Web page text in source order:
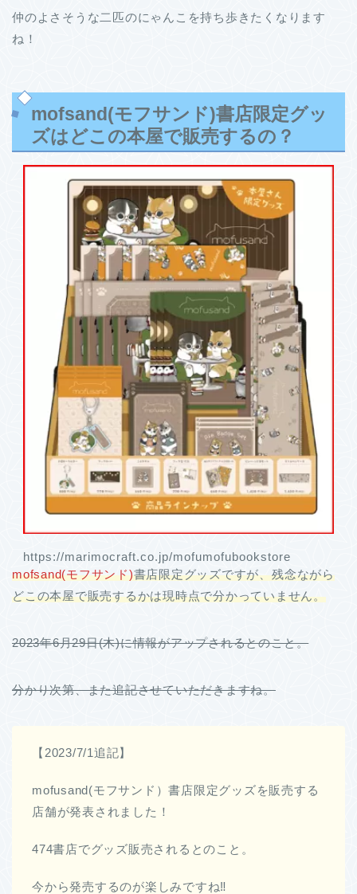
仲のよさそうな二匹のにゃんこを持ち歩きたくなります
ね！
mofsand(モフサンド)書店限定グッ
ズはどこの本屋で販売するの？
https://marimocraft.co.jp/mofumofubookstore
mofsand(モフサンド)書店限定グッズですが、残念ながら
どこの本屋で販売するかは現時点で分かっていません。
2023年6月29日(木)に情報がアップされるとのこと。
分かり次第、また追記させていただきますね。
【2023/7/1追記】
mofusand(モフサンド）書店限定グッズを販売する
店舗が発表されました！
474書店でグッズ販売されるとのこと。
今から発売するのが楽しみですね‼